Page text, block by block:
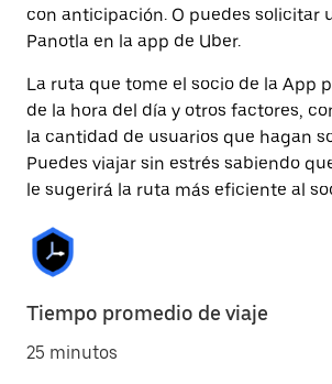
con anticipación. O puedes solicitar
Panotla en la app de Uber.
La ruta que tome el socio de la App
de la hora del día y otros factores,
la cantidad de usuarios que hagan
Puedes viajar sin estrés sabiendo
le sugerirá la ruta más eficiente al
Tiempo promedio de viaje
25 minutos